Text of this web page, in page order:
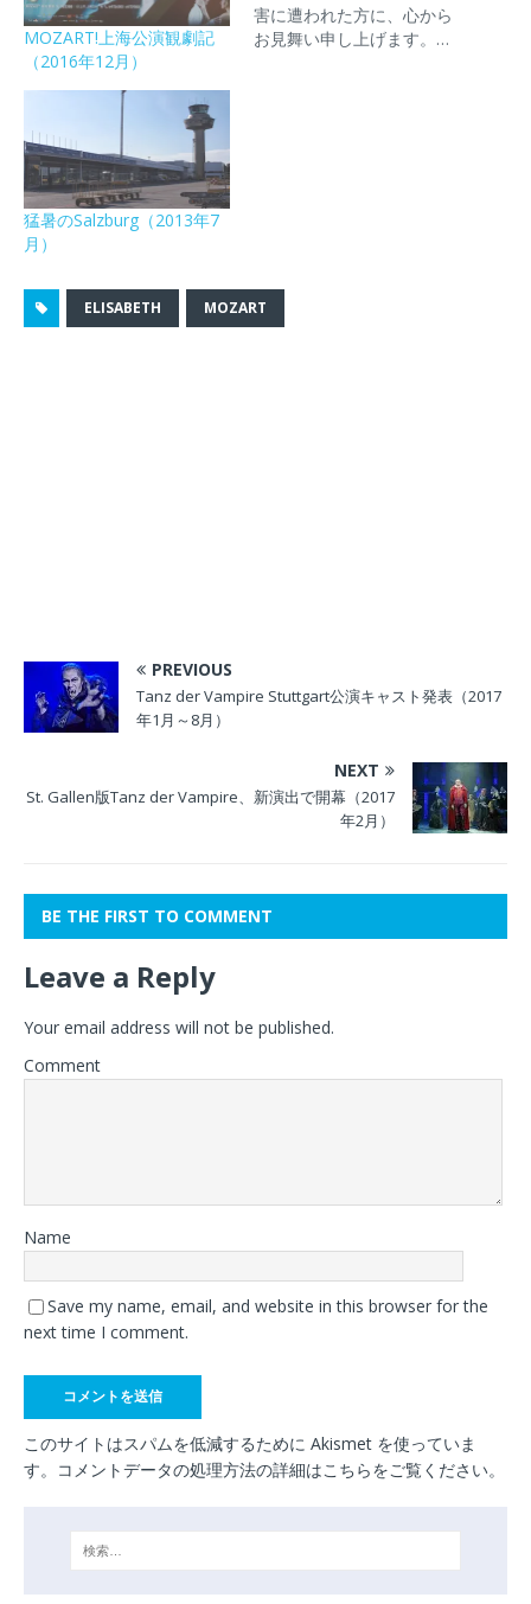
共
有
(
新
し
ウ
ド
ウ
で
開
き
ま
は
ク
リ
ッ
ク
て
い
(
新
し
い
ウ
ウ
で
開
ェ
ア
(
新
ウ
ィ
ン
ド
ウ
で
開
き
ま
ン
ク
を
送
)
ン
ド
ウ
で
MOZART!上海公演観劇記
（2016年12月）
害に遭われた方に、心から
お見舞い申し上げます。…
猛暑のSalzburg（2013年7
月）
ELISABETH MOZART
PREVIOUS
Tanz der Vampire Stuttgart公演キャスト発表（2017
年1月～8月）
NEXT
St. Gallen版Tanz der Vampire、新演出で開幕（2017
年2月）
BE THE FIRST TO COMMENT
Leave a Reply
Your email address will not be published.
Comment
Name
Save my name, email, and website in this browser for the
next time I comment.
このサイトはスパムを低減するために Akismet を使っていま
す。
コメントデータの処理方法の詳細はこちらをご覧ください。